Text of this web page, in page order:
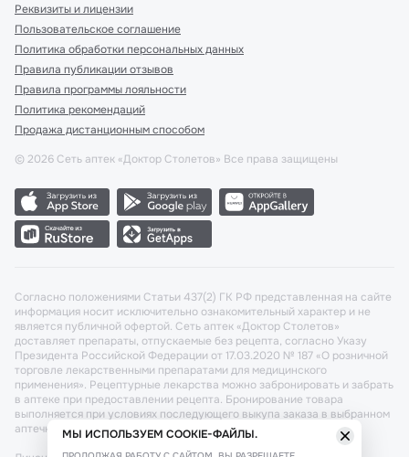
Реквизиты и лицензии
Пользовательское соглашение
Политика обработки персональных данных
Правила публикации отзывов
Правила программы лояльности
Политика рекомендаций
Продажа дистанционным способом
© 2026 Сеть аптек «Доктор Столетов» Все права защищены
Согласно положениями Статьи 437(2) ГК РФ представленная на сайте
информация носит исключительно ознакомительный характер и не
является публичной офертой. Сеть аптек «Доктор Столетов»
доставляет препараты, отпускаемые без рецепта, согласно Указу
Президента Российской Федерации от 17.03.2020 № 187 «О розничной
торговле лекарственными препаратами для медицинского
применения». Рецептурные лекарства можно забронировать и забрать
в аптеке при предоставлении рецепта. Бронирование товара
выполняется при условиях последующего выкупа заказа в выбранном
аптечном пункте.МЫ ИСПОЛЬЗУЕМ COOKIE-ФАЙЛЫ.